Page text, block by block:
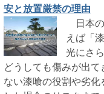
安と放置厳禁の理由
日本の
えば「
光にさ
どうしても傷みが出
ない漆喰の役割や劣